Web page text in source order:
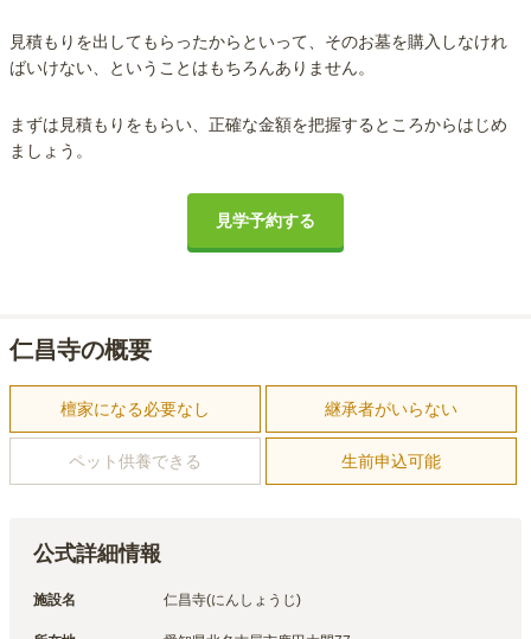
見積もりを出してもらったからといって、そのお墓を購入しなけれ
ばいけない、ということはもちろんありません。
まずは見積もりをもらい、正確な金額を把握するところからはじめ
ましょう。
見学予約する
仁昌寺の概要
檀家になる必要なし 継承者がいらない
ペット供養できる 生前申込可能
公式詳細情報
施設名 仁昌寺(にんしょうじ)